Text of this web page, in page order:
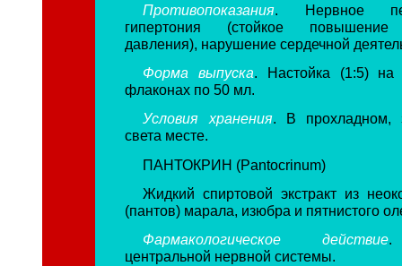
Противопоказания. Нервное
гипертония (стойкое повышение
давления), нарушение сердечной
Форма выпуска. Настойка (1:5) на
флаконах по 50 мл.
Условия хранения. В прохладном,
света месте.
ПАНТОКРИН (Pantocrinum)
Жидкий спиртовой экстракт из
(пантов) марала, изюбра и пятнистого
Фармакологическое действие.
центральной нервной системы.